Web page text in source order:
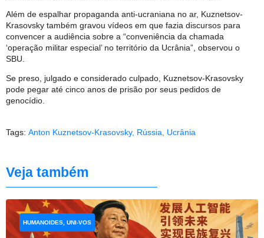
Além de espalhar propaganda anti-ucraniana no ar, Kuznetsov-
Krasovsky também gravou vídeos em que fazia discursos para
convencer a audiência sobre a “conveniência da chamada
‘operação militar especial’ no território da Ucrânia”, observou o
SBU.
Se preso, julgado e considerado culpado, Kuznetsov-Krasovsky
pode pegar até cinco anos de prisão por seus pedidos de
genocídio.
Tags: Anton Kuznetsov-Krasovsky, Rússia Ucrânia
Veja também
HUMANOIDES, UNI-VOS